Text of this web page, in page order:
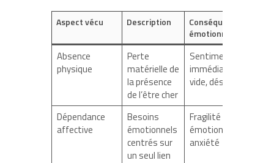
Aspect vécu Description
Conséquences
émotionnelles
Absence
physique
Perte
matérielle de
la présence
de l’être cher
Sentiment
immédiat de
vide, désarroi
Dépendance
affective
Besoins
émotionnels
centrés sur
un seul lien
Fragilité
émotionnelle,
anxiété